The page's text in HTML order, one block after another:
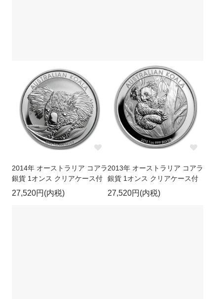
2014年 オーストラリア コアラ
銀貨 1オンス クリアケース付
27,520円(内税)
2013年 オーストラリア コアラ
銀貨 1オンス クリアケース付
27,520円(内税)